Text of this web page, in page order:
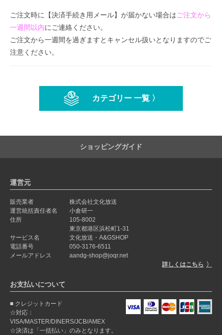
ご注文時に【決済手続き用メール】が届かない場合はご注文から
一週間以内にご連絡ください。
ご注文から一週間を過ぎますとキャンセル扱いとなりますのでご
注意ください。
カテゴリー 一覧 〉
ショッピングガイド
運営元
販売業者
株式会社文化放送
運営統括責任者名
小倉研一
住所
105-8002
東京都港区浜松町1-31
サービス名
文化放送・A&GSHOP
電話番号
050-3176-6511
メールアドレス
aandg-shop@joqr.net
詳しくはこちら
お支払いについて
クレジットカード
☆対応：
VISA/MASTER/DINERS/JCB/AMEX
☆決済は「一括払い」のみとなります。